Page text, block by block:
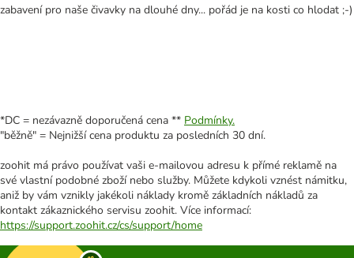
zabavení pro naše čivavky na dlouhé dny... pořád je na kosti co hlodat ;-)
*DC = nezávazně doporučená cena ** Podmínky.
"běžně" = Nejnižší cena produktu za posledních 30 dní.
zoohit má právo používat vaši e-mailovou adresu k přímé reklamě na
své vlastní podobné zboží nebo služby. Můžete kdykoli vznést námitku,
aniž by vám vznikly jakékoli náklady kromě základních nákladů za
kontakt zákaznického servisu zoohit. Více informací:
https://support.zoohit.cz/cs/support/home